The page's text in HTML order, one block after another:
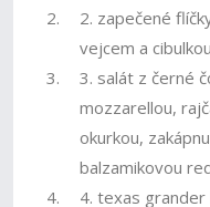
2.
2. zapečené
vejcem a
3.
3. salát z černé
mozzarellou,
okurkou,
balzamikovou
4.
4. texas